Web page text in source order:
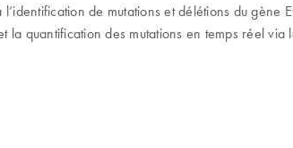
de mutations et délétions du
quantification des mutations en temps réel